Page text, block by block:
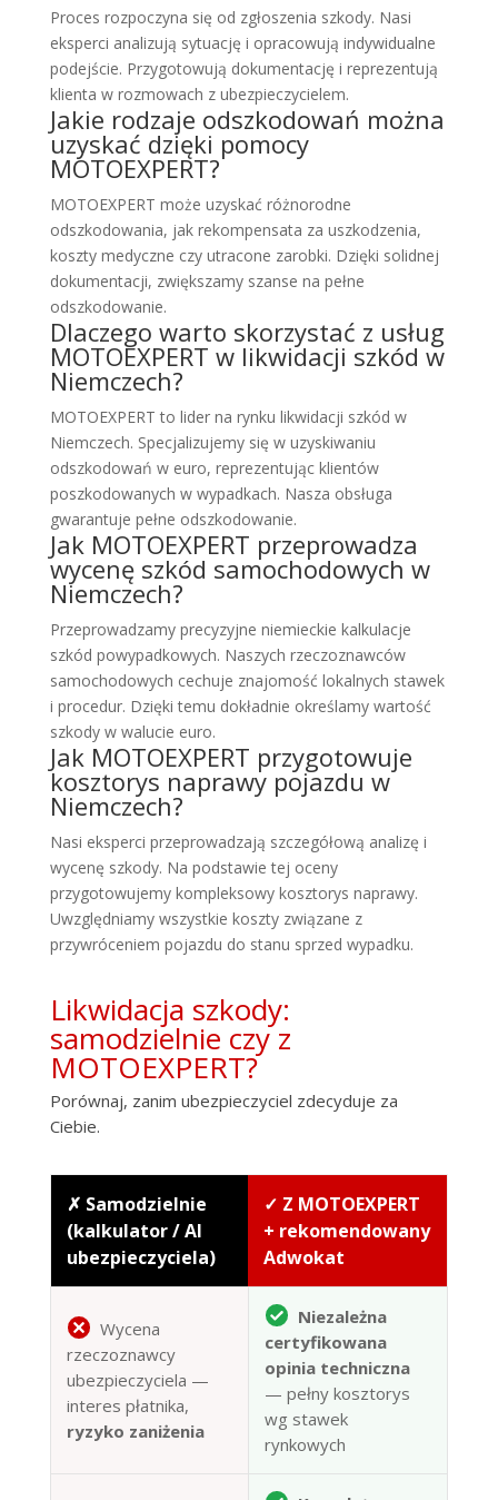
Proces rozpoczyna się od zgłoszenia szkody. Nasi
eksperci analizują sytuację i opracowują indywidualne
podejście. Przygotowują dokumentację i reprezentują
klienta w rozmowach z ubezpieczycielem.
Jakie rodzaje odszkodowań można
uzyskać dzięki pomocy
MOTOEXPERT?
MOTOEXPERT może uzyskać różnorodne
odszkodowania, jak rekompensata za uszkodzenia,
koszty medyczne czy utracone zarobki. Dzięki solidnej
dokumentacji, zwiększamy szanse na pełne
odszkodowanie.
Dlaczego warto skorzystać z usług
MOTOEXPERT w likwidacji szkód w
Niemczech?
MOTOEXPERT to lider na rynku likwidacji szkód w
Niemczech. Specjalizujemy się w uzyskiwaniu
odszkodowań w euro, reprezentując klientów
poszkodowanych w wypadkach. Nasza obsługa
gwarantuje pełne odszkodowanie.
Jak MOTOEXPERT przeprowadza
wycenę szkód samochodowych w
Niemczech?
Przeprowadzamy precyzyjne niemieckie kalkulacje
szkód powypadkowych. Naszych rzeczoznawców
samochodowych cechuje znajomość lokalnych stawek
i procedur. Dzięki temu dokładnie określamy wartość
szkody w walucie euro.
Jak MOTOEXPERT przygotowuje
kosztorys naprawy pojazdu w
Niemczech?
Nasi eksperci przeprowadzają szczegółową analizę i
wycenę szkody. Na podstawie tej oceny
przygotowujemy kompleksowy kosztorys naprawy.
Uwzględniamy wszystkie koszty związane z
przywróceniem pojazdu do stanu sprzed wypadku.
Likwidacja szkody:
samodzielnie czy z
MOTOEXPERT?
Porównaj, zanim ubezpieczyciel zdecyduje za
Ciebie.
✗ Samodzielnie
(kalkulator / AI
ubezpieczyciela)
✓ Z MOTOEXPERT
+ rekomendowany
Adwokat
Wycena
rzeczoznawcy
ubezpieczyciela —
interes płatnika,
ryzyko zaniżenia
Niezależna
certyfikowana
opinia techniczna
— pełny kosztorys
wg stawek
rynkowych